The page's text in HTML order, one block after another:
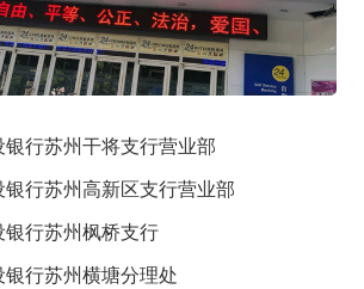
银行苏州干将支行营业部
银行苏州高新区支行营业部
银行苏州枫桥支行
银行苏州横塘分理处